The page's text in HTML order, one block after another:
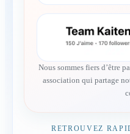
Nous sommes fiers d’être
association qui partage
RETROUVEZ